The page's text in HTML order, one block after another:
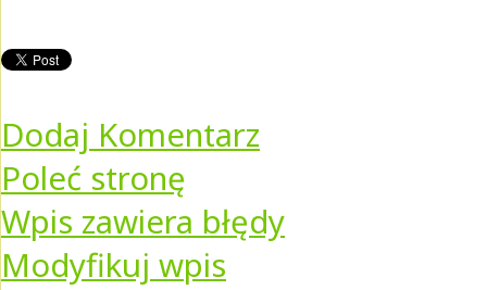
Dodaj Komentarz
Poleć stronę
Wpis zawiera błędy
Modyfikuj wpis